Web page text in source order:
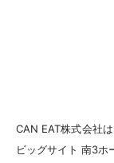
CAN EAT株式会社
ビッグサイト 南3ホ